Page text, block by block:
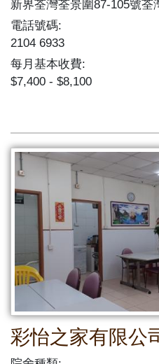
新界荃灣荃景圍87-105號荃
電話號碼:
2104 6933
每月基本收費:
$7,400 - $8,100
彩怡之家有限公